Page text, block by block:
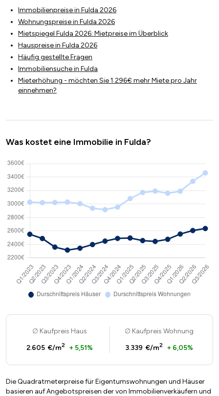
Immobilienpreise in Fulda 2026
Wohnungspreise in Fulda 2026
Mietspiegel Fulda 2026: Mietpreise im Überblick
Hauspreise in Fulda 2026
Häufig gestellte Fragen
Immobiliensuche in Fulda
Mieterhöhung - möchten Sie 1.296€ mehr Miete pro Jahr
einnehmen?
Was kostet eine Immobilie in Fulda?
Kaufpreis Haus
2.605 €/m2 + 5,51%
Kaufpreis Wohnung
3.339 €/m2 + 6,05%
Die Quadratmeterpreise für Eigentumswohnungen und Häuser
basieren auf Angebotspreisen der von Immobilienverkäufern und